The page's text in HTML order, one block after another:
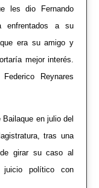
les dio Fernando
enfrentados a su
era su amigo y
mejor interés.
Reynares
en julio del
tras una
girar su caso al
político con